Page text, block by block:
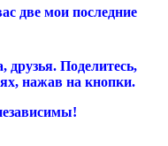
две мои последние
Поделитесь,
нажав на кнопки.